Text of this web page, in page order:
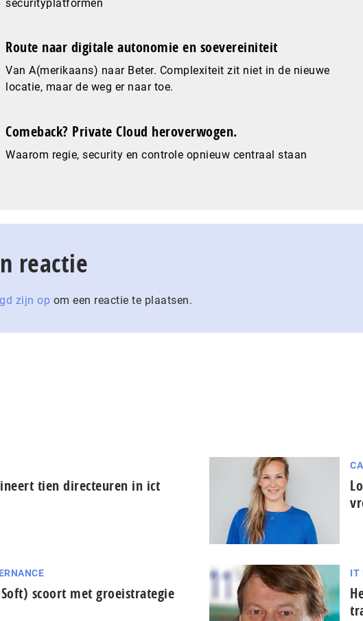
securityplatformen
Route naar digitale autonomie en soevereiniteit
Van A(merikaans) naar Beter. Complexiteit zit niet in de nieuwe
locatie, maar de weg er naar toe.
Comeback? Private Cloud heroverwogen.
Waarom regie, security en controle opnieuw centraal staan
reactie
zijn op om een reactie te plaatsen.
tien directeuren in ict
scoort met groeistrategie
IT